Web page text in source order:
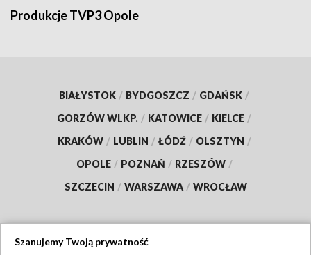
Produkcje TVP3 Opole
BIAŁYSTOK / BYDGOSZCZ / GDAŃSK /
GORZÓW WLKP. / KATOWICE / KIELCE /
KRAKÓW / LUBLIN / ŁÓDŹ / OLSZTYN /
OPOLE / POZNAŃ / RZESZÓW /
SZCZECIN / WARSZAWA / WROCŁAW
Szanujemy Twoją prywatność